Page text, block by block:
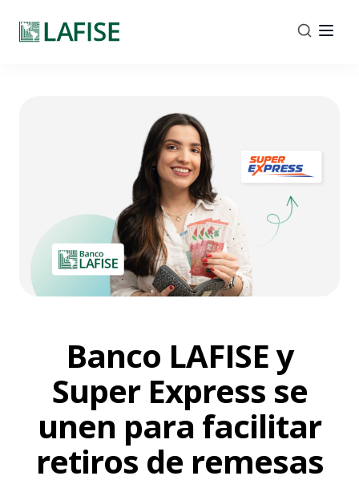
Banco LAFISE y
Super Express se
unen para facilitar
retiros de remesas